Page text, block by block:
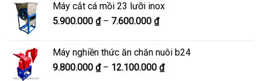
6.300.000 ₫
đến
Máy cắt cá mồi 23 lưỡi inox
5.900.000 ₫ – 7.600.000 ₫Khoảng
5.900.000 ₫
đến
Máy nghiền thức ăn chăn nuôi b24
9.800.000 ₫ – 12.100.000 ₫Khoảng